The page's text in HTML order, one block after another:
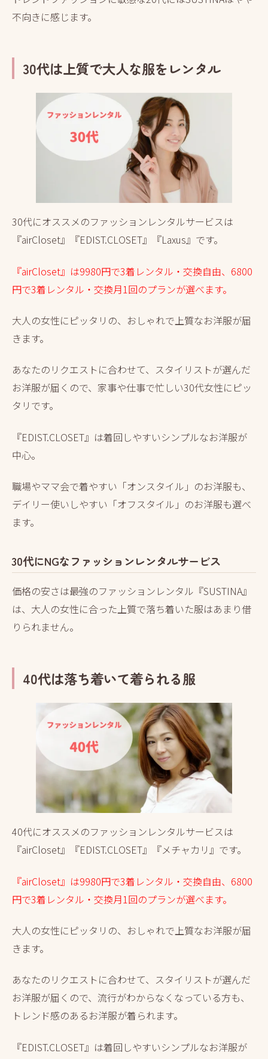
不向きに感じます。
30代は上質で大人な服をレンタル
30代にオススメのファッションレンタルサービスは
『airCloset』『EDIST.CLOSET』『Laxus』です。
『airCloset』は9980円で3着レンタル・交換自由、6800
円で3着レンタル・交換月1回のプランが選べます。
大人の女性にピッタリの、おしゃれで上質なお洋服が届
きます。
あなたのリクエストに合わせて、スタイリストが選んだ
お洋服が届くので、家事や仕事で忙しい30代女性にピッ
タリです。
『EDIST.CLOSET』は着回しやすいシンプルなお洋服が
中心。
職場やママ会で着やすい「オンスタイル」のお洋服も、
デイリー使いしやすい「オフスタイル」のお洋服も選べ
ます。
30代にNGなファッションレンタルサービス
価格の安さは最強のファッションレンタル『SUSTINA』
は、大人の女性に合った上質で落ち着いた服はあまり借
りられません。
40代は落ち着いて着られる服
40代にオススメのファッションレンタルサービスは
『airCloset』『EDIST.CLOSET』『メチャカリ』です。
『airCloset』は9980円で3着レンタル・交換自由、6800
円で3着レンタル・交換月1回のプランが選べます。
大人の女性にピッタリの、おしゃれで上質なお洋服が届
きます。
あなたのリクエストに合わせて、スタイリストが選んだ
お洋服が届くので、流行がわからなくなっている方も、
トレンド感のあるお洋服が着られます。
『EDIST.CLOSET』は着回しやすいシンプルなお洋服が